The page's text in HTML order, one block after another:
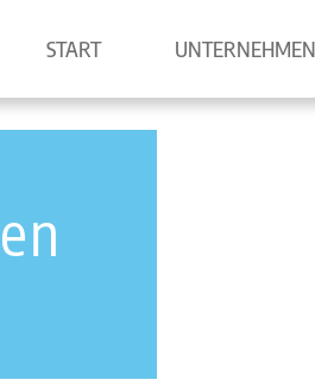
START UNTERNEHMEN